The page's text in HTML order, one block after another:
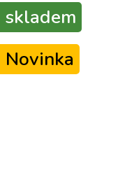
Novinka
skladem